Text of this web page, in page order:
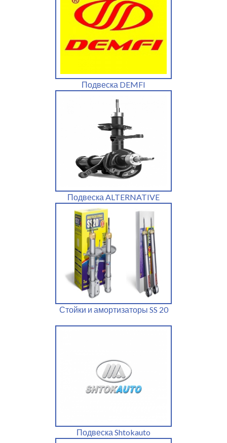
Подвеска DEMFI
Подвеска ALTERNATIVE
Стойки и амортизаторы SS 20
Подвеска Shtokauto